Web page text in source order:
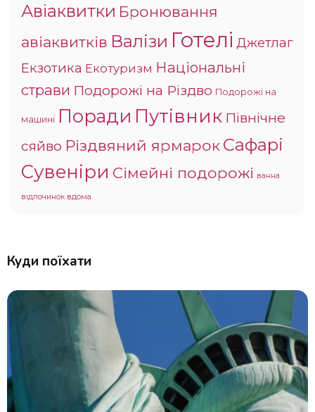
Авіаквитки Бронювання
авіаквитків Валізи Готелі Джетлаг
Екзотика Екотуризм Національні
страви Подорожі на Різдво Подорожі на
машині Поради Путівник Північне
сяйво Різдвяний ярмарокСафарі
Сувеніри Сімейні подорожі ванна
відпочинок вдома
Куди поїхати